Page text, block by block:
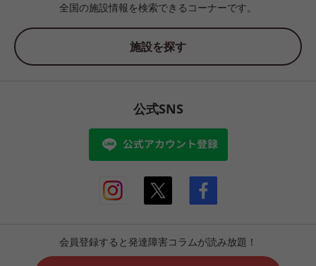
全国の施設情報を検索できるコーナーです。
施設を探す
公式SNS
会員登録すると発達障害コラムが読み放題！